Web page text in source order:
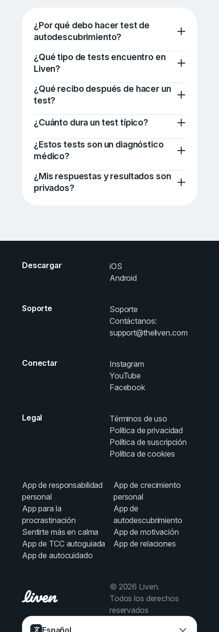
¿Por qué debo hacer test de
autodescubrimiento?
¿Qué tipo de tests encuentro en
Liven?
¿Qué recibo después de hacer un
test?
¿Cuánto dura un test típico?
¿Estos tests son un diagnóstico
médico?
¿Mis respuestas y resultados son
privados?
Descargar
iOS
Android
Soporte
Soporte
Contáctanos:
support@theliven.com
Conectar
Instagram
YouTube
Facebook
Legal
Términos de uso
Política de privacidad
Política de suscripción
Política de cookies
App de responsabilidad
personal
App para la
procrastinación
Sentirte más en calma
App de TCC autoguiada
App de autocuidado
App de crecimiento
personal
App de
autodescubrimiento
App de motivación
App de relaciones
© 2026 Liven.
Todos los derechos
reservados
Español